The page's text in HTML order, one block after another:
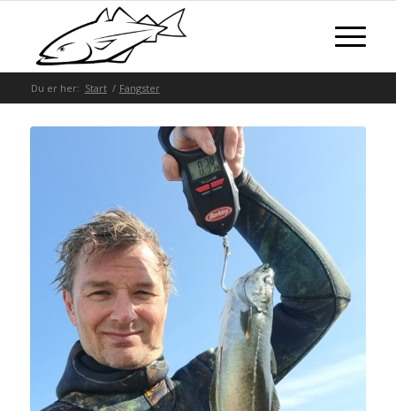
Du er her: Start / Fangster